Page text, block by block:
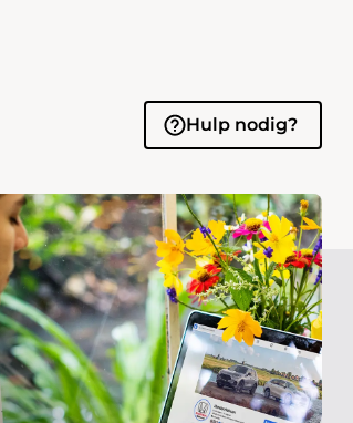
Hulp nodig?